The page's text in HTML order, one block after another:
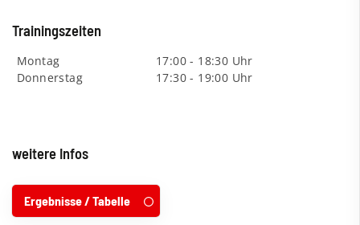
Trainingszeiten
Montag
Donnerstag
17:00 - 18:30 Uhr
17:30 - 19:00 Uhr
weitere Infos
Ergebnisse / Tabelle